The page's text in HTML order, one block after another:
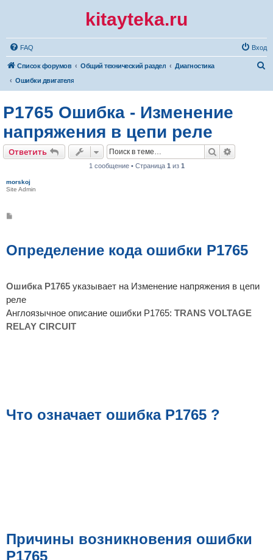
kitayteka.ru
FAQ Вход
Список форумов Общий технический раздел
Диагностика
Ошибки двигателя
P1765 Ошибка - Изменение
напряжения в цепи реле
Ответить Поиск
1 сообщение • Страница 1 из 1
morskoj
Site Admin
щ
е
Определение кода ошибки P1765
Ошибка P1765 указывает на Изменение напряжения в цепи
реле
Англоязычное описание ошибки P1765: TRANS VOLTAGE
RELAY CIRCUIT
Что означает ошибка P1765 ?
Причины возникновения ошибки
P1765